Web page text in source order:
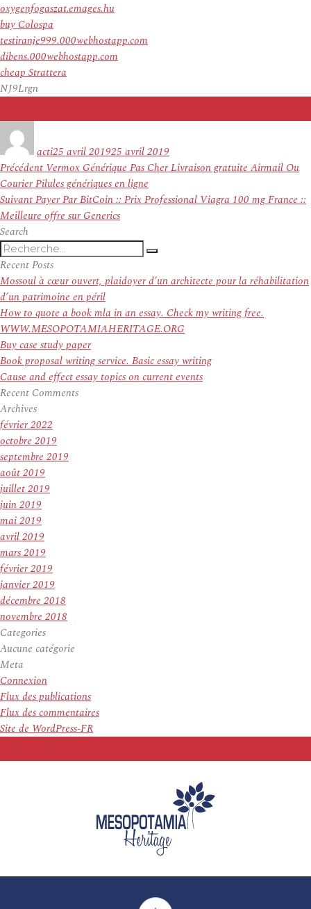
oxygenfogaszat.emages.hu
buy Colospa
testiranje999.000webhostapp.com
dibens.000webhostapp.com
cheap Strattera
NJ9Lrgn
actile
25 avril 201925 avril 2019
Navigation
de
l’article
Précédent Article
précédent :
Vermox Générique Pas Cher Livraison gratuite Airmail Ou
Courier Pilules génériques en ligne
SuivantArticle
suivant :
Payer Par BitCoin :: Prix Professional Viagra 100 mg France ::
Meilleure offre sur Generics
Search
Recherche
pour
:
Recherche
Recent Posts
Mossoul à cœur ouvert, plaidoyer d’un architecte pour la réhabilitation
d’un patrimoine en péril
How to quote a book mla in an essay. Check my writing free.
WWW.MESOPOTAMIAHERITAGE.ORG
Buy case study paper
Book proposal writing service. Basic essay writing
Cause and effect essay topics on current events
Recent Comments
Archives
février 2022
octobre 2019
septembre 2019
août 2019
juillet 2019
juin 2019
mai 2019
avril 2019
mars 2019
février 2019
janvier 2019
décembre 2018
novembre 2018
Categories
Aucune catégorie
Meta
Connexion
Flux des publications
Flux des commentaires
Site de WordPress-FR